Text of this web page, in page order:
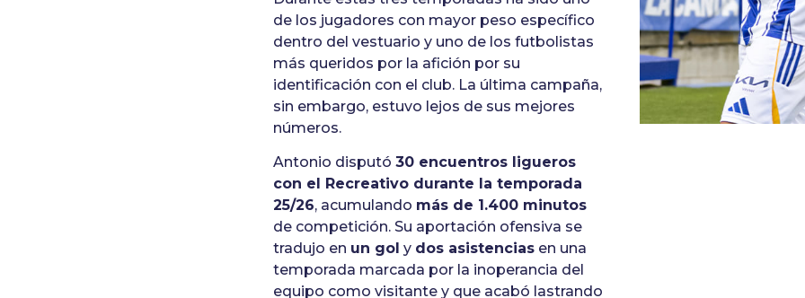
de los jugadores con mayor peso específico
dentro del vestuario y uno de los futbolistas
más queridos por la afición por su
identificación con el club. La última campaña,
sin embargo, estuvo lejos de sus mejores
números.
Antonio disputó30 encuentros ligueros
con el Recreativo durante la temporada
25/26, acumulando más de 1.400 minutos
de competición. Su aportación ofensiva se
tradujo en un gol y dos asistencias en una
temporada marcada por la inoperancia del
equipo como visitante y que acabó lastrando